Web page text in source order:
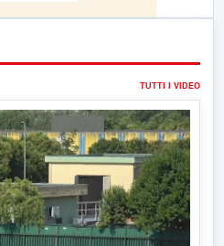
TUTTI I VIDEO